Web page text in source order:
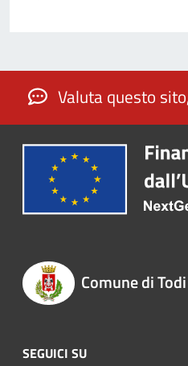
Valuta questo
Comune di Todi
SEGUICI SU